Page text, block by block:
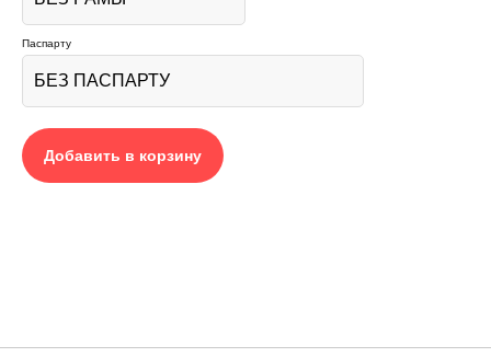
Паспарту
Добавить в корзину